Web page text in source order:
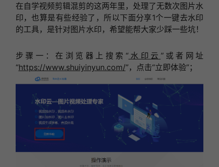
在自学视频剪辑混剪的这两年里，处理了无数次图片水
印，也算是有些经验了，所以下面分享1个一键去水印
的工具，是针对图片水印，希望能帮大家少踩一些坑！
步骤一：在浏览器上搜索“水印云 ”或者网址
“https://www.shuiyinyun.com/”，点击“立即体验”；